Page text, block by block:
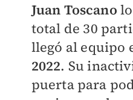
Juan Toscano
total de 30
llegó al equipo
2022. Su
puerta para